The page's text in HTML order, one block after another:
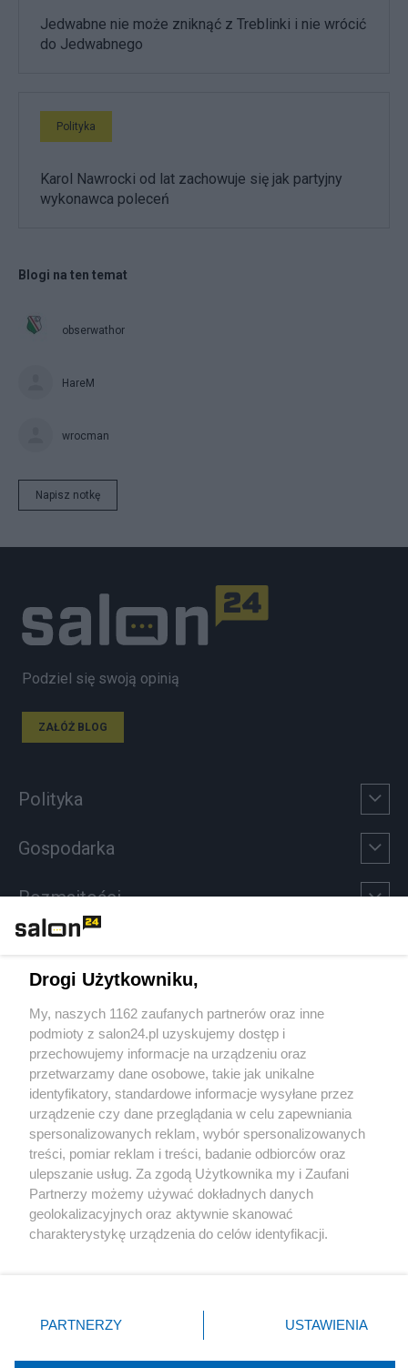
Jedwabne nie może zniknąć z Treblinki i nie wrócić
do Jedwabnego
Polityka
Karol Nawrocki od lat zachowuje się jak partyjny
wykonawca poleceń
Blogi na ten temat
obserwathor
HareM
wrocman
Napisz notkę
Podziel się swoją opinią
ZAŁÓŻ BLOG
Polityka
Gospodarka
Rozmaitości
Sport
Społeczeństwo
Kultura
X Facebook Instagram Youtube
Drogi Użytkowniku,
My, naszych 1162 zaufanych partnerów oraz inne
podmioty z salon24.pl uzyskujemy dostęp i
przechowujemy informacje na urządzeniu oraz
przetwarzamy dane osobowe, takie jak unikalne
identyfikatory, standardowe informacje wysyłane przez
urządzenie czy dane przeglądania w celu zapewniania
spersonalizowanych reklam, wybór spersonalizowanych
treści, pomiar reklam i treści, badanie odbiorców oraz
ulepszanie usług. Za zgodą Użytkownika my i Zaufani
Partnerzy możemy używać dokładnych danych
geolokalizacyjnych oraz aktywnie skanować
charakterystykę urządzenia do celów identyfikacji.
zmienić/wycofać klikając przycisk ustawień prywatności
znajdujący się w lewym dolnym rogu strony
rodzaje przetwarzania danych nie wymagają zgody
PARTNERZY USTAWIENIA